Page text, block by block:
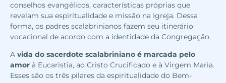
conselhos evangélicos, características próprias que
revelam sua espiritualidade e missão na Igreja. Dessa
forma, os padres scalabrinianos fazem seu itinerário
vocacional de acordo com a identidade da Congregação.
A vida do sacerdote scalabriniano é marcada pelo
amor à Eucaristia, ao Cristo Crucificado e à Virgem Maria.
Esses são os três pilares da espiritualidade do Bem-